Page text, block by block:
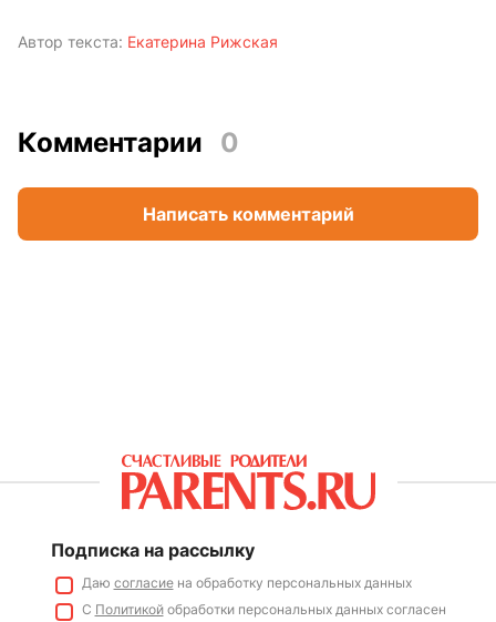
Автор текста: Екатерина Рижская
Комментарии 0
Написать комментарий
Подписка на рассылку
Даю согласиена обработку персональных данных
С Политикойобработки персональных данных согласен